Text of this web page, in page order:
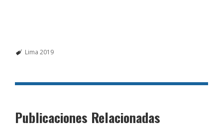
Lima 2019
Publicaciones Relacionadas